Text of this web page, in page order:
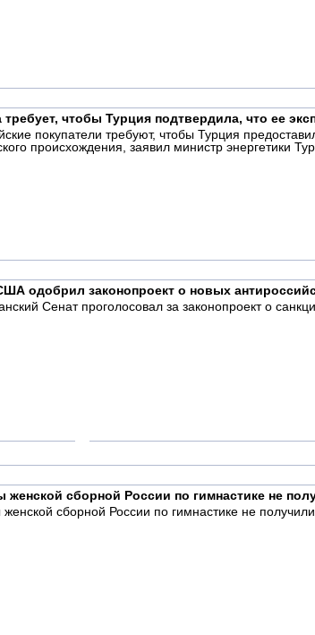
требует, чтобы Турция подтвердила, что ее
покупатели требуют, чтобы Турция
происхождения, заявил министр энергетики
одобрил законопроект о новых
Сенат проголосовал за законопроект о
женской сборной России по гимнастике не
сборной России по гимнастике не